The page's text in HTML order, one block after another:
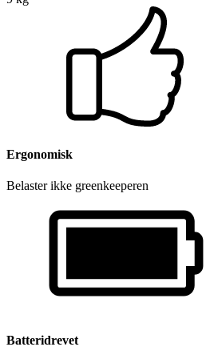
Ergonomisk
Belaster ikke greenkeeperen
Batteridrevet